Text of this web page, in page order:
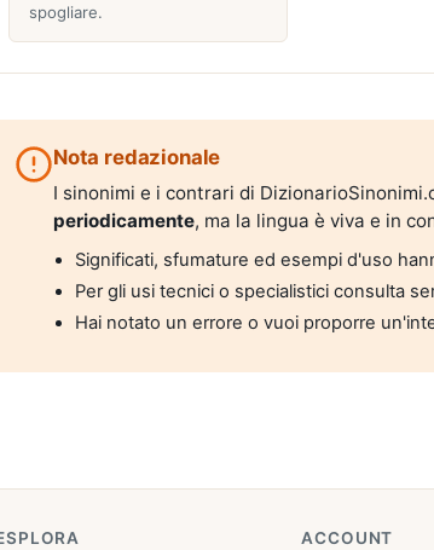
spogliare.
Nota redazionale
I sinonimi e i contrari di
periodicamente, ma la lingua è viva e in
Significati, sfumature ed esempi d'uso
Per gli usi tecnici o specialistici consulta
Hai notato un errore o vuoi proporre
ACCOUNT